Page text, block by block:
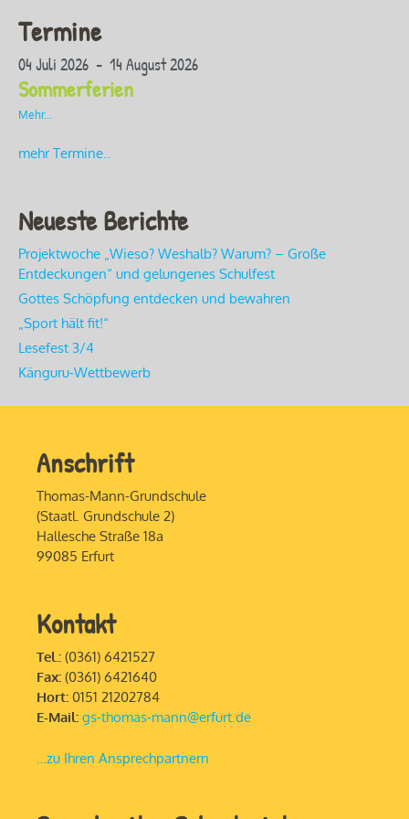
Termine
04 Juli 2026 - 14 August 2026
Sommerferien
Mehr...
mehr Termine..
Neueste Berichte
Projektwoche „Wieso? Weshalb? Warum? – Große
Entdeckungen“ und gelungenes Schulfest
Gottes Schöpfung entdecken und bewahren
„Sport hält fit!“
Lesefest 3/4
Känguru-Wettbewerb
Anschrift
Thomas-Mann-Grundschule
(Staatl. Grundschule 2)
Hallesche Straße 18a
99085 Erfurt
Kontakt
Tel.: (0361) 6421527
Fax: (0361) 6421640
Hort: 0151 21202784
E-Mail: gs-thomas-mann@erfurt.de
…zu Ihren Ansprechpartnern